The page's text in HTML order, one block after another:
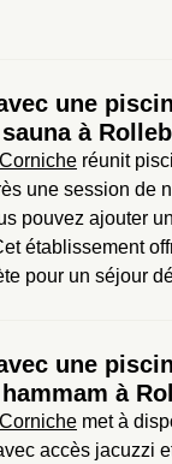
une
à
réunit
une session de
pouvez ajouter
établissement
pour un séjour
une
à
met à
accès jacuzzi